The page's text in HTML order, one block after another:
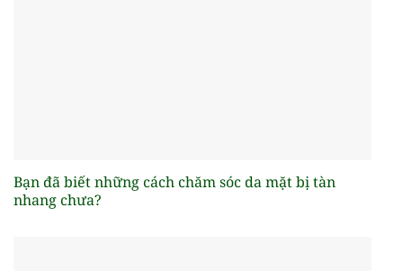
Bạn đã biết những cách chăm sóc da mặt bị tàn
nhang chưa?